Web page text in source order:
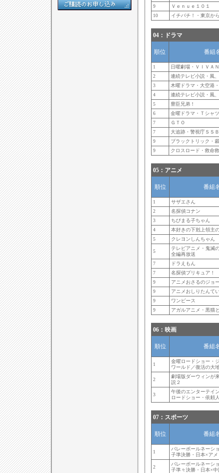
9
Ｖｅｎｕｅ１０１
10
イチバチ！・東京か
04：ドラマ
順位 番組
1
日曜劇場・ＶＩＶＡ
2
連続テレビ小説・風
3
木曜ドラマ・大空港
4
連続テレビ小説・風
5
豊臣兄弟！
6
金曜ドラマ・Ｔシャ
7
ＧＴＯ
7
大追跡・警視庁ＳＳ
9
ブラックトリック・
9
クロスロード・救命
05：アニメ
順位 番組
1
サザエさん
2
名探偵コナン
3
ちびまる子ちゃん
4
本好きの下剋上領主
5
クレヨンしんちゃん
5
テレビアニメ・鬼滅
全編再放送
7
ドラえもん
7
名探偵プリキュア！
9
アニメおさるのジョ
9
アニメおしりたんて
9
ワンピース
9
アガルアニメ・黒猫
06：映画
順位 番組
1
金曜ロードショー・
ワールド／復活の大
2
劇場版ダーウィンが
説２
3
午後のエンターテイ
ロードショー・依頼
07：スポーツ
順位 番組
1
バレーボールネーシ
子準決勝・日本×アメ
2
バレーボールネーシ
子準々決勝・日本×中